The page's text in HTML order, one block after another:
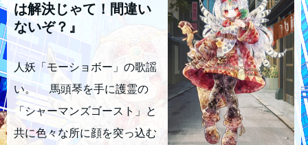
は解決じゃて！間違い
ないぞ？』
人妖「モーショボー」の歌謡
い。 馬頭琴を手に護霊の
「シャーマンズゴースト」と
共に色々な所に顔を突っ込む